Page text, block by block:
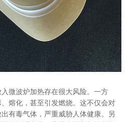
入微波炉加热存在很大风险。一方
熔化，甚至引发燃烧。这不仅会对
有毒气体，严重威胁人体健康。另